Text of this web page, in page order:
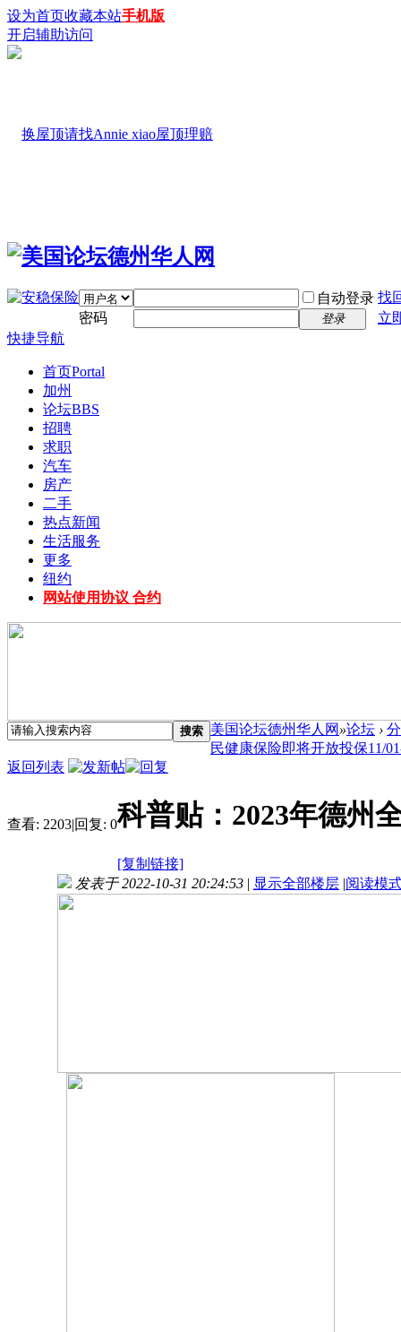
设为首页收藏本站手机版
开启辅助访问
自动登录 找
密码
登录
立
快捷导航
首页Portal
加州
论坛BBS
招聘
求职
汽车
房产
二手
热点新闻
生活服务
更多
纽约
网站使用协议 合约
搜索 美国论坛德州华人网 »论坛 ›
民健康保险即将开放投保11/
返回列表
查看: 2203|回复: 0科普贴：2023年德州
[复制链接]
发表于 2022-10-31 20:24:53 | 显示全部楼层 |阅读模